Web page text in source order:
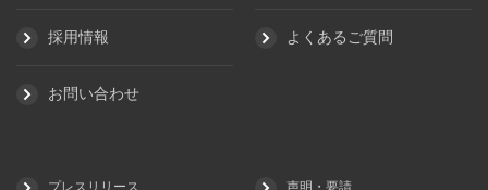
採用情報 よくあるご質問
お問い合わせ
プレスリリース 声明・要請